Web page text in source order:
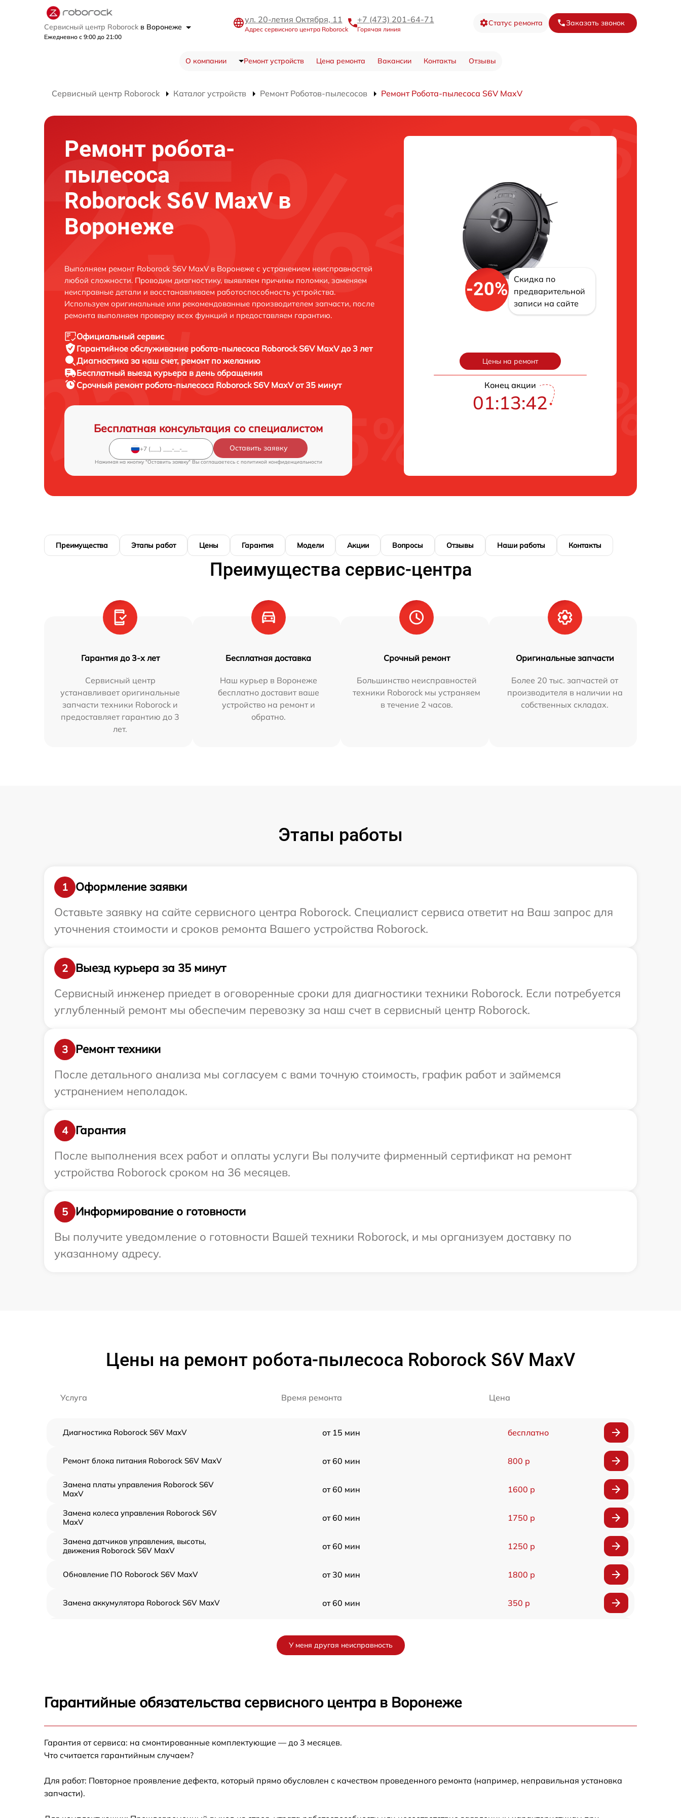
Сервисный центр Roborock в Воронеже
Ежедневно с 9:00 до 21:00
ул. 20-летия Октября, 11
Адрес сервисного центра Roborock
+7 (473) 201-64-71
Горячая линия
Статус ремонта Заказать звонок
О компании Ремонт устройств Цена ремонта Вакансии Контакты Отзывы
Сервисный центр Roborock Каталог устройств Ремонт Роботов-пылесосов Ремонт Робота-пылесоса S6V MaxV
Ремонт робота-
пылесоса
Roborock S6V MaxV в
Воронеже
Выполняем ремонт Roborock S6V MaxV в Воронеже с устранением неисправностей
любой сложности. Проводим диагностику, выявляем причины поломки, заменяем
неисправные детали и восстанавливаем работоспособность устройства.
Используем оригинальные или рекомендованные производителем запчасти, после
ремонта выполняем проверку всех функций и предоставляем гарантию.
Официальный сервис
Гарантийное обслуживание робота-пылесоса Roborock S6V MaxV до 3 лет
Диагностика за наш счет, ремонт по желанию
Бесплатный выезд курьера в день обращения
Срочный ремонт робота-пылесоса Roborock S6V MaxV от 35 минут
Бесплатная консультация со специалистом
Оставить заявку
Нажимая на кнопку "Оставить заявку" Вы соглашаетесь c политикой конфиденциальности
-20%
Скидка по
предварительной
записи на сайте
Цены на ремонт
Конец акции
01:13:42
Преимущества Этапы работ Цены Гарантия Модели Акции Вопросы Отзывы Наши работы Контакты
Преимущества сервис-центра
Гарантия до 3-х лет
Сервисный центр
устанавливает оригинальные
запчасти техники Roborock и
предоставляет гарантию до 3
лет.
Бесплатная доставка
Наш курьер в Воронеже
бесплатно доставит ваше
устройство на ремонт и
обратно.
Срочный ремонт
Большинство неисправностей
техники Roborock мы устраняем
в течение 2 часов.
Оригинальные запчасти
Более 20 тыс. запчастей от
производителя в наличии на
собственных складах.
Этапы работы
1
Оформление заявки
Оставьте заявку на сайте сервисного центра Roborock. Специалист сервиса ответит на Ваш запрос для
уточнения стоимости и сроков ремонта Вашего устройства Roborock.
2
Выезд курьера за 35 минут
Сервисный инженер приедет в оговоренные сроки для диагностики техники Roborock. Если потребуется
углубленный ремонт мы обеспечим перевозку за наш счет в сервисный центр Roborock.
3
Ремонт техники
После детального анализа мы согласуем с вами точную стоимость, график работ и займемся
устранением неполадок.
4
Гарантия
После выполнения всех работ и оплаты услуги Вы получите фирменный сертификат на ремонт
устройства Roborock сроком на 36 месяцев.
5
Информирование о готовности
Вы получите уведомление о готовности Вашей техники Roborock, и мы организуем доставку по
указанному адресу.
Цены на ремонт робота-пылесоса Roborock S6V MaxV
Услуга Время ремонта Цена
Диагностика Roborock S6V MaxV от 15 мин бесплатно
Ремонт блока питания Roborock S6V MaxV от 60 мин 800 р
Замена платы управления Roborock S6V
MaxV
от 60 мин 1600 р
Замена колеса управления Roborock S6V
MaxV
от 60 мин 1750 р
Замена датчиков управления, высоты,
движения Roborock S6V MaxV
от 60 мин 1250 р
Обновление ПО Roborock S6V MaxV от 30 мин 1800 р
Замена аккумулятора Roborock S6V MaxV от 60 мин 350 р
Ремонт материнской платы Roborock S6V
от 60 мин
Восстановление аккумулятора Roborock S6V
У меня другая неисправность
Гарантийные обязательства сервисного центра в Воронеже
Гарантия от сервиса: на смонтированные комплектующие — до 3 месяцев.
Что считается гарантийным случаем?
Для работ: Повторное проявление дефекта, который прямо обусловлен с качеством проведенного ремонта (например, неправильная установка
запчасти).